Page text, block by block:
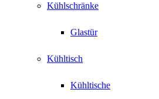
Kühlschränke
Glastür
Kühltisch
Kühltische